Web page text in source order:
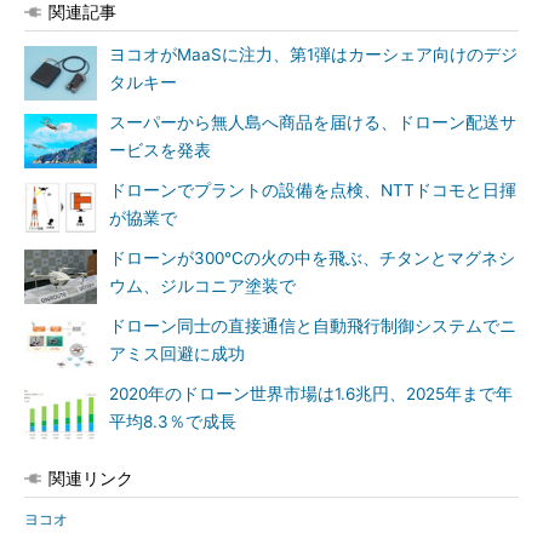
関連記事
ヨコオがMaaSに注力、第1弾はカーシェア向けのデジ
タルキー
スーパーから無人島へ商品を届ける、ドローン配送サ
ービスを発表
ドローンでプラントの設備を点検、NTTドコモと日揮
が協業で
ドローンが300℃の火の中を飛ぶ、チタンとマグネシ
ウム、ジルコニア塗装で
ドローン同士の直接通信と自動飛行制御システムでニ
アミス回避に成功
2020年のドローン世界市場は1.6兆円、2025年まで年
平均8.3％で成長
関連リンク
ヨコオ